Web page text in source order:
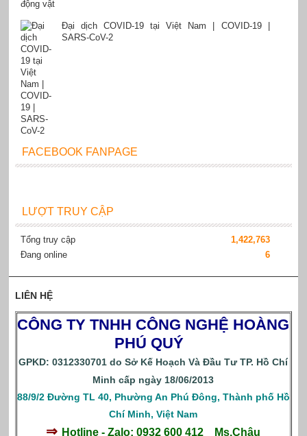
Đại dịch COVID-19 tại Việt Nam | COVID-19 |
SARS-CoV-2
FACEBOOK FANPAGE
LƯỢT TRUY CẬP
Tổng truy cập
1,422,763
Đang online
6
LIÊN HỆ
CÔNG TY TNHH CÔNG NGHỆ HOÀNG
PHÚ QUÝ
GPKD: 0312330701 do Sở Kế Hoạch Và Đầu Tư TP. Hồ Chí
Minh cấp ngày 18/06/2013
88/9/2 Đường TL 40, Phường An Phú Đông, Thành phố Hồ
Chí Minh, Việt Nam
⇒ Hotline - Zalo: 0932 600 412 Ms.Châu